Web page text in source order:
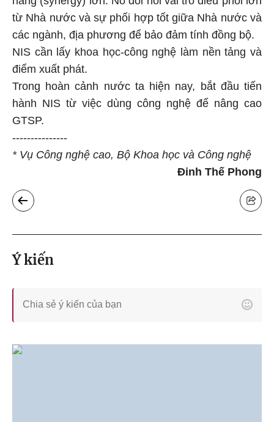
từ Nhà nước và sự phối hợp tốt giữa Nhà nước và
các ngành, địa phương để bảo đảm tính đồng bộ.
NIS cần lấy khoa học-công nghệ làm nền tảng và
điểm xuất phát.
Trong hoàn cảnh nước ta hiện nay, bắt đầu tiến
hành NIS từ việc dùng công nghệ để nâng cao
GTSP.
---------------
* Vụ Công nghệ cao, Bộ Khoa học và Công nghệ
Đinh Thế Phong
Ý kiến